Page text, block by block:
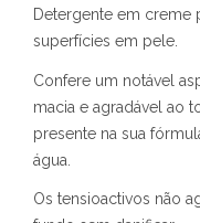
Detergente em creme
superfícies em pele.
Confere um notável
macia e agradável ao
presente na sua
água.
Os tensioactivos não